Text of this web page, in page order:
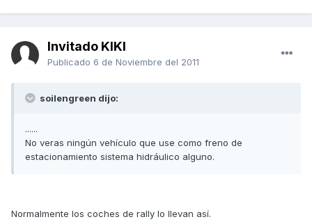
Invitado KIKI
Publicado 6 de Noviembre del 2011
soilengreen dijo:
......
No veras ningún vehículo que use como freno de
estacionamiento sistema hidráulico alguno.
Normalmente los coches de rally lo llevan así.